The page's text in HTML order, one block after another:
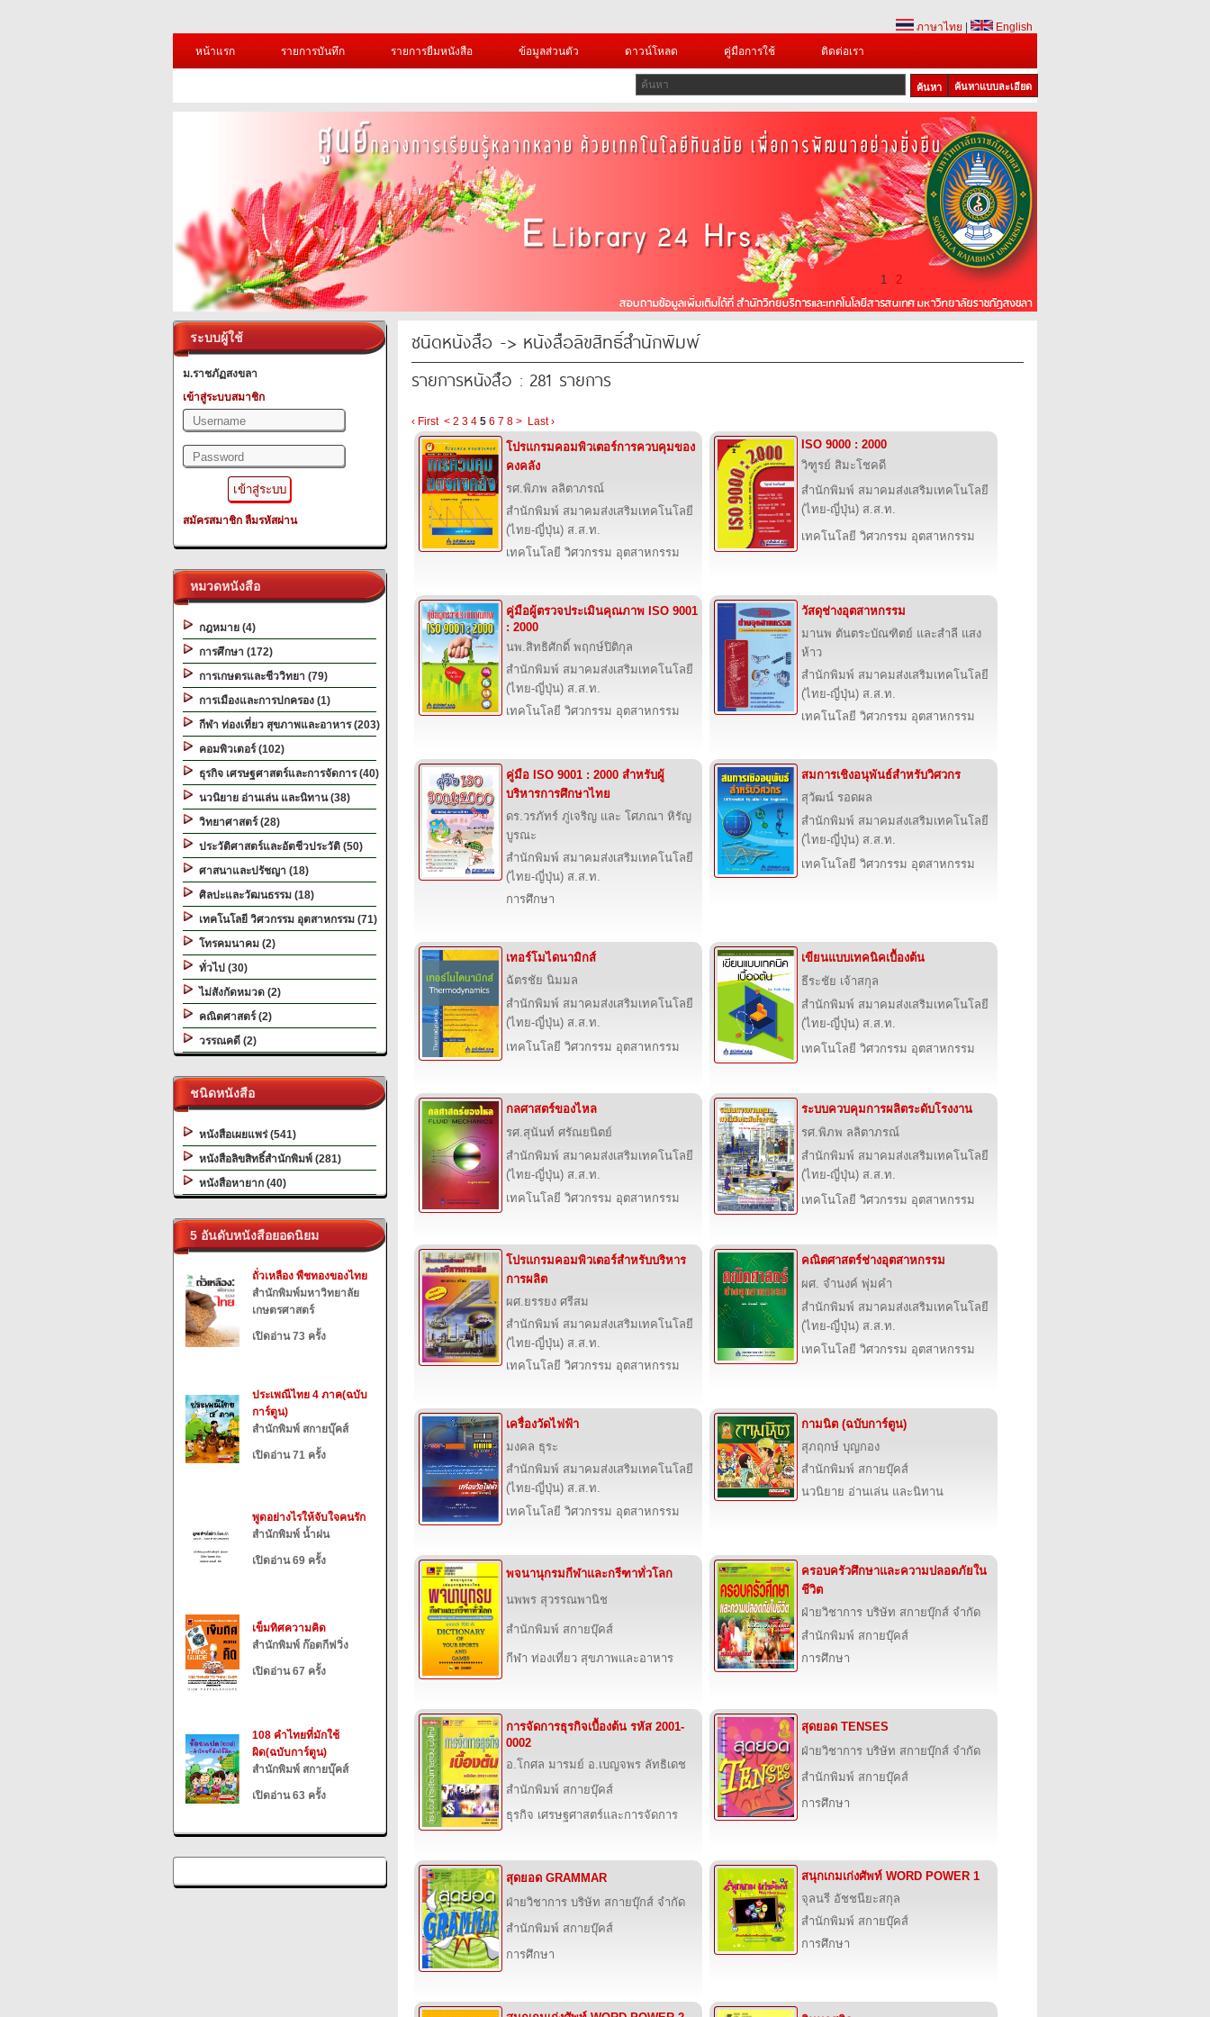
ภาษาไทย
English
หน้าแรก
รายการบันทึก รายการยืมหนังสือ ข้อมูลส่วนตัว ดาวน์โหลด คู่มือการใช้ ติดต่อเรา
ค้นหาแบบละเอียด
1 2
ระบบผู้ใช้
ม.ราชภัฏสงขลา
เข้าสู่ระบบสมาชิก
สมัครสมาชิก ลืมรหัสผ่าน
หมวดหนังสือ
กฎหมาย (4)
การศึกษา (172)
การเกษตรและชีววิทยา (79)
การเมืองและการปกครอง (1)
กีฬา ท่องเที่ยว สุขภาพและอาหาร (203)
คอมพิวเตอร์ (102)
ธุรกิจ เศรษฐศาสตร์และการจัดการ (40)
นวนิยาย อ่านเล่น และนิทาน (38)
วิทยาศาสตร์ (28)
ประวัติศาสตร์และอัตชีวประวัติ (50)
ศาสนาและปรัชญา (18)
ศิลปะและวัฒนธรรม (18)
เทคโนโลยี วิศวกรรม อุตสาหกรรม (71)
โทรคมนาคม (2)
ทั่วไป (30)
ไม่สังกัดหมวด (2)
คณิตศาสตร์ (2)
วรรณคดี (2)
ชนิดหนังสือ
หนังสือเผยแพร่ (541)
หนังสือลิขสิทธิ์สำนักพิมพ์ (281)
หนังสือหายาก (40)
5 อันดับหนังสือยอดนิยม
ถั่วเหลือง พืชทองของไทย
สำนักพิมพ์มหาวิทยาลัย
เกษตรศาสตร์
เปิดอ่าน 73 ครั้ง
ประเพณีไทย 4 ภาค(ฉบับ
การ์ตูน)
สำนักพิมพ์ สกายบุ๊คส์
เปิดอ่าน 71 ครั้ง
พูดอย่างไรให้จับใจคนรัก
สำนักพิมพ์ น้ำฝน
เปิดอ่าน 69 ครั้ง
เข็มทิศความคิด
สำนักพิมพ์ ก๊อตกีฟวิ่ง
เปิดอ่าน 67 ครั้ง
108 คำไทยที่มักใช้
ผิด(ฉบับการ์ตูน)
สำนักพิมพ์ สกายบุ๊คส์
เปิดอ่าน 63 ครั้ง
ชนิดหนังสือ -> หนังสือลิขสิทธิ์สำนักพิมพ์
รายการหนังสือ : 281 รายการ
‹ First < 2 3 4 5 6 7 8 > Last ›
โปรแกรมคอมพิวเตอร์การควบคุมของ
คงคลัง
รศ.พิภพ ลลิตาภรณ์
สำนักพิมพ์ สมาคมส่งเสริมเทคโนโลยี
(ไทย-ญี่ปุ่น) ส.ส.ท.
เทคโนโลยี วิศวกรรม อุตสาหกรรม
ISO 9000 : 2000
วิฑูรย์ สิมะโชคดี
สำนักพิมพ์ สมาคมส่งเสริมเทคโนโลยี
(ไทย-ญี่ปุ่น) ส.ส.ท.
เทคโนโลยี วิศวกรรม อุตสาหกรรม
คู่มือผู้ตรวจประเมินคุณภาพ ISO 9001
: 2000
นพ.สิทธิศักดิ์ พฤกษ์ปิติกุล
สำนักพิมพ์ สมาคมส่งเสริมเทคโนโลยี
(ไทย-ญี่ปุ่น) ส.ส.ท.
เทคโนโลยี วิศวกรรม อุตสาหกรรม
วัสดุช่างอุตสาหกรรม
มานพ ตันตระบัณฑิตย์ และสำลี แสง
ห้าว
สำนักพิมพ์ สมาคมส่งเสริมเทคโนโลยี
(ไทย-ญี่ปุ่น) ส.ส.ท.
เทคโนโลยี วิศวกรรม อุตสาหกรรม
คู่มือ ISO 9001 : 2000 สำหรับผู้
บริหารการศึกษาไทย
ดร.วรภัทร์ ภู่เจริญ และ โศภณา หิรัญ
บูรณะ
สำนักพิมพ์ สมาคมส่งเสริมเทคโนโลยี
(ไทย-ญี่ปุ่น) ส.ส.ท.
การศึกษา
สมการเชิงอนุพันธ์สำหรับวิศวกร
สุวัฒน์ รอดผล
สำนักพิมพ์ สมาคมส่งเสริมเทคโนโลยี
(ไทย-ญี่ปุ่น) ส.ส.ท.
เทคโนโลยี วิศวกรรม อุตสาหกรรม
เทอร์โมไดนามิกส์
ฉัตรชัย นิมมล
สำนักพิมพ์ สมาคมส่งเสริมเทคโนโลยี
(ไทย-ญี่ปุ่น) ส.ส.ท.
เทคโนโลยี วิศวกรรม อุตสาหกรรม
เขียนแบบเทคนิคเบื้องต้น
ธีระชัย เจ้าสกุล
สำนักพิมพ์ สมาคมส่งเสริมเทคโนโลยี
(ไทย-ญี่ปุ่น) ส.ส.ท.
เทคโนโลยี วิศวกรรม อุตสาหกรรม
กลศาสตร์ของไหล
รศ.สุนันท์ ศรัณยนิตย์
สำนักพิมพ์ สมาคมส่งเสริมเทคโนโลยี
(ไทย-ญี่ปุ่น) ส.ส.ท.
เทคโนโลยี วิศวกรรม อุตสาหกรรม
ระบบควบคุมการผลิตระดับโรงงาน
รศ.พิภพ ลลิตาภรณ์
สำนักพิมพ์ สมาคมส่งเสริมเทคโนโลยี
(ไทย-ญี่ปุ่น) ส.ส.ท.
เทคโนโลยี วิศวกรรม อุตสาหกรรม
โปรแกรมคอมพิวเตอร์สำหรับบริหาร
การผลิต
ผศ.ยรรยง ศรีสม
สำนักพิมพ์ สมาคมส่งเสริมเทคโนโลยี
(ไทย-ญี่ปุ่น) ส.ส.ท.
เทคโนโลยี วิศวกรรม อุตสาหกรรม
คณิตศาสตร์ช่างอุตสาหกรรม
ผศ. จำนงค์ พุ่มคำ
สำนักพิมพ์ สมาคมส่งเสริมเทคโนโลยี
(ไทย-ญี่ปุ่น) ส.ส.ท.
เทคโนโลยี วิศวกรรม อุตสาหกรรม
เครื่องวัดไฟฟ้า
มงคล ธุระ
สำนักพิมพ์ สมาคมส่งเสริมเทคโนโลยี
(ไทย-ญี่ปุ่น) ส.ส.ท.
เทคโนโลยี วิศวกรรม อุตสาหกรรม
กามนิต (ฉบับการ์ตูน)
สุภฤกษ์ บุญกอง
สำนักพิมพ์ สกายบุ๊คส์
นวนิยาย อ่านเล่น และนิทาน
พจนานุกรมกีฬาและกรีฑาทั่วโลก
นพพร สุวรรณพานิช
สำนักพิมพ์ สกายบุ๊คส์
กีฬา ท่องเที่ยว สุขภาพและอาหาร
ครอบครัวศึกษาและความปลอดภัยใน
ชีวิต
ฝ่ายวิชาการ บริษัท สกายบุ๊กส์ จำกัด
สำนักพิมพ์ สกายบุ๊คส์
การศึกษา
การจัดการธุรกิจเบื้องต้น รหัส 2001-
0002
อ.โกศล มารมย์ อ.เบญจพร ลัทธิเดช
สำนักพิมพ์ สกายบุ๊คส์
ธุรกิจ เศรษฐศาสตร์และการจัดการ
สุดยอด TENSES
ฝ่ายวิชาการ บริษัท สกายบุ๊กส์ จำกัด
สำนักพิมพ์ สกายบุ๊คส์
การศึกษา
สุดยอด GRAMMAR
ฝ่ายวิชาการ บริษัท สกายบุ๊กส์ จำกัด
สำนักพิมพ์ สกายบุ๊คส์
การศึกษา
สนุกเกมเก่งศัพท์ WORD POWER 1
จุลนรี อัชชนียะสกุล
สำนักพิมพ์ สกายบุ๊คส์
การศึกษา